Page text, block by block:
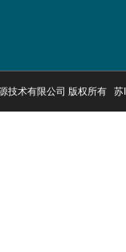
技术有限公司 版权所有 苏